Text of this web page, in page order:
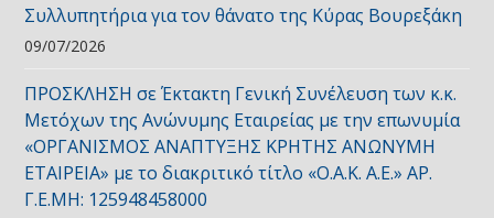
Συλλυπητήρια για τον θάνατο της Κύρας Βουρεξάκη
09/07/2026
ΠΡΟΣΚΛΗΣΗ σε Έκτακτη Γενική Συνέλευση των κ.κ.
Μετόχων της Ανώνυμης Εταιρείας με την επωνυμία
«ΟΡΓΑΝΙΣΜΟΣ ΑΝΑΠΤΥΞΗΣ ΚΡΗΤΗΣ ΑΝΩΝΥΜΗ
ΕΤΑΙΡΕΙΑ» με το διακριτικό τίτλο «Ο.Α.Κ. Α.Ε.» ΑΡ.
Γ.Ε.ΜΗ: 125948458000